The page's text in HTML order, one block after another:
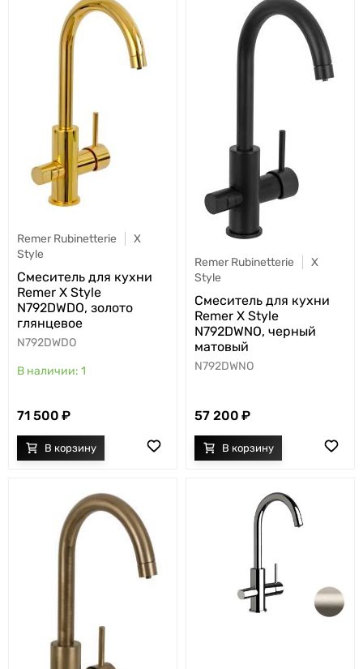
Remer Rubinetterie
X
Style
Cмеситель для кухни
Remer X Style
N792DWDO, золото
глянцевое
N792DWDO
1
71 500
Remer Rubinetterie
X
Style
Cмеситель для кухни
Remer X Style
N792DWNO, черный
матовый
N792DWNO
57 200